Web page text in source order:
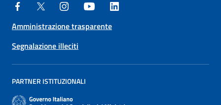
Amministrazione trasparente
Segnalazione illeciti
PARTNER ISTITUZIONALI